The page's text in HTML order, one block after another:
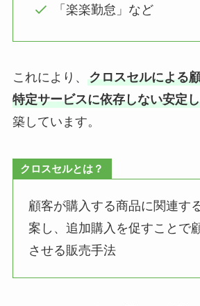
「楽楽勤怠」など
これにより、 クロスセルによる
特定サービスに依存しない安定
築しています。
クロスセルとは？
顧客が購入する商品に関連す
案し、追加購入を促すことで
させる販売手法